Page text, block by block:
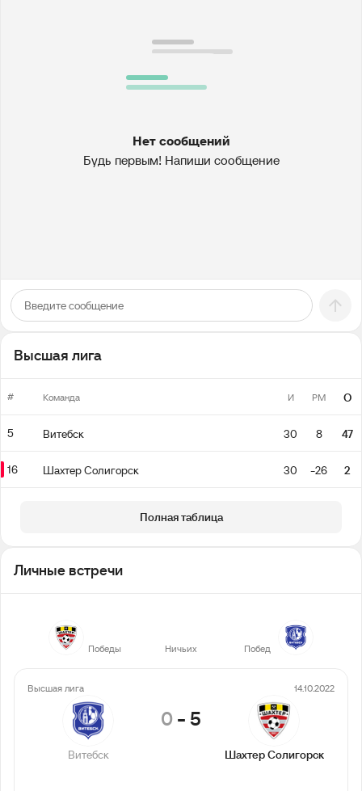
Нет сообщений
Будь первым! Напиши сообщение
Высшая лига
# Команда И РМ О
5 Витебск 30 8 47
16 Шахтер Солигорск 30 -26 2
Полная таблица
Личные встречи
Победы Ничьих Побед
Высшая лига 14.10.2022
Витебск
0-5
Шахтер Солигорск